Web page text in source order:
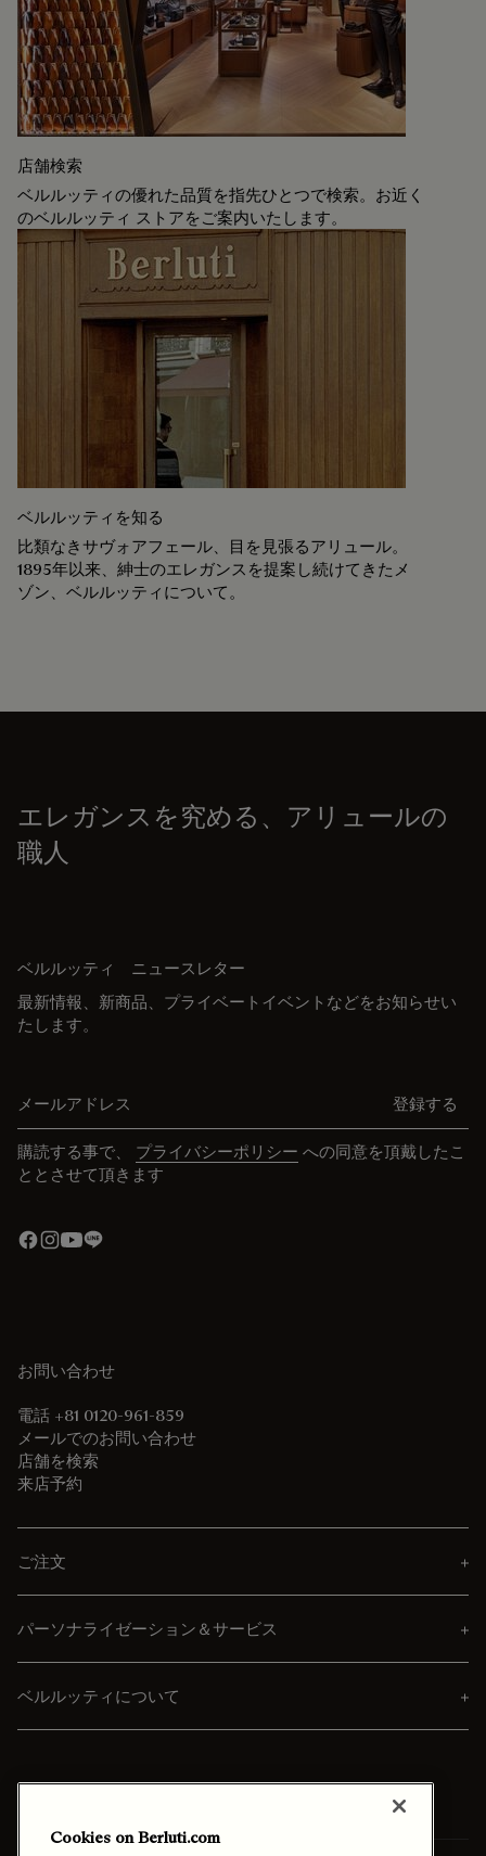
店舗検索
ベルルッティの優れた品質を指先ひとつで検索。お近く
のベルルッティ ストアをご案内いたします。
ベルルッティを知る
比類なきサヴォアフェール、目を見張るアリュール。
1895年以来、紳士のエレガンスを提案し続けてきたメ
ゾン、ベルルッティについて。
エレガンスを究める、アリュールの
職人
ベルルッティ ニュースレター
最新情報、新商品、プライベートイベントなどをお知らせい
たします。
登録する
購読する事で、 プライバシーポリシー への同意を頂戴したこ
ととさせて頂きます
お問い合わせ
電話 +81 0120-961-859
メールでのお問い合わせ
店舗を検索
来店予約
ご注文
パーソナライゼーション＆サービス
ベルルッティについて
Cookies on Berluti.com